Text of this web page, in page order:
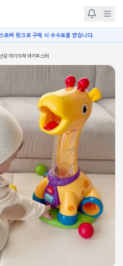
로써 링크로 구매 시 수수료를 받습니다.
감 아기의자 아기부스터